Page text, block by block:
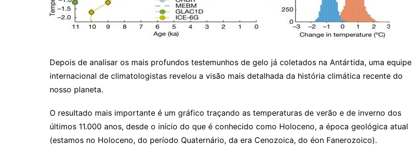
Depois de analisar os mais profundos testemunhos de gelo já coletados na Antártida, uma equipe
internacional de climatologistas revelou a visão mais detalhada da história climática recente do
nosso planeta.
O resultado mais importante é um gráfico traçando as temperaturas de verão e de inverno dos
últimos 11.000 anos, desde o início do que é conhecido como Holoceno, a época geológica atual
(estamos no Holoceno, do período Quaternário, da era Cenozoica, do éon Fanerozoico).